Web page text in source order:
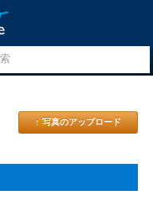
↑ 写真のアップロード